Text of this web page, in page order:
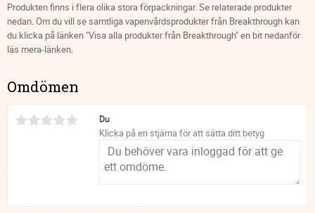
Produkten finns i flera olika stora förpackningar. Se relaterade produkter
nedan. Om du vill se samtliga vapenvårdsprodukter från Breakthrough kan
du klicka på länken "Visa alla produkter från Breakthrough" en bit nedanför
läs mera-länken.
Omdömen
Du
Klicka på en stjärna för att sätta ditt betyg